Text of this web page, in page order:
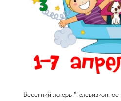
Весенний лагерь